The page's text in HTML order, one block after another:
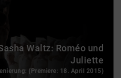
Waltz: Roméo und
Juliette
(Premiere: 18. April 2015)